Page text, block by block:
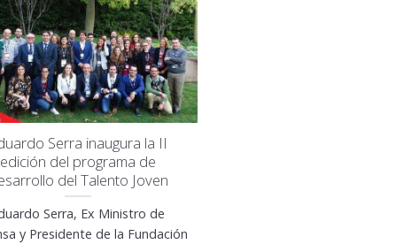
Serra inaugura la II
edición del programa de
del Talento Joven
Serra, Ex Ministro de
y Presidente de la Fundación